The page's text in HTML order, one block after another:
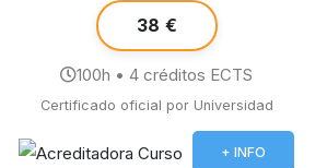
38 €
100h • 4 créditos ECTS
Certificado oficial por Universidad
+ INFO